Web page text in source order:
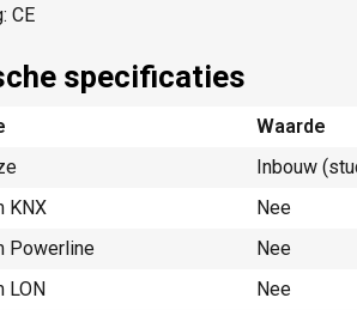
CE
specificaties
Waarde
Inbouw
KNX
Nee
Powerline
Nee
LON
Nee